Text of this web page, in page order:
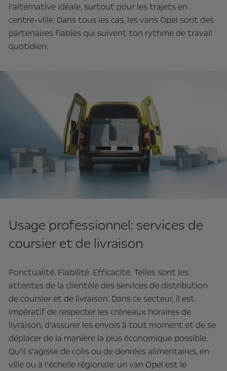
l’alternative idéale, surtout pour les trajets en
centre-ville. Dans tous les cas, les vans Opel sont des
partenaires fiables qui suivent ton rythme de travail
quotidien.
Usage professionnel: services de
coursier et de livraison
Ponctualité. Fiabilité. Efficacité. Telles sont les
attentes de la clientèle des services de distribution
de coursier et de livraison. Dans ce secteur, il est
impératif de respecter les créneaux horaires de
livraison, d’assurer les envois à tout moment et de se
déplacer de la manière la plus économique possible.
Qu’il s’agisse de colis ou de denrées alimentaires, en
ville ou à l’échelle régionale: un van Opel est le